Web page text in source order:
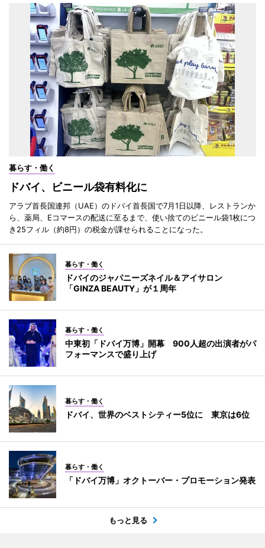
暮らす・働く
ドバイ、ビニール袋有料化に
アラブ首長国連邦（UAE）のドバイ首長国で7月1日以降、レストランか
ら、薬局、Eコマースの配送に至るまで、使い捨てのビニール袋1枚につ
き25フィル（約8円）の税金が課せられることになった。
暮らす・働く
ドバイのジャパニーズネイル＆アイサロン
「GINZA BEAUTY」が１周年
暮らす・働く
中東初「ドバイ万博」開幕 900人超の出演者がパ
フォーマンスで盛り上げ
暮らす・働く
ドバイ、世界のベストシティー5位に 東京は6位
暮らす・働く
「ドバイ万博」オクトーバー・プロモーション発表
もっと見る